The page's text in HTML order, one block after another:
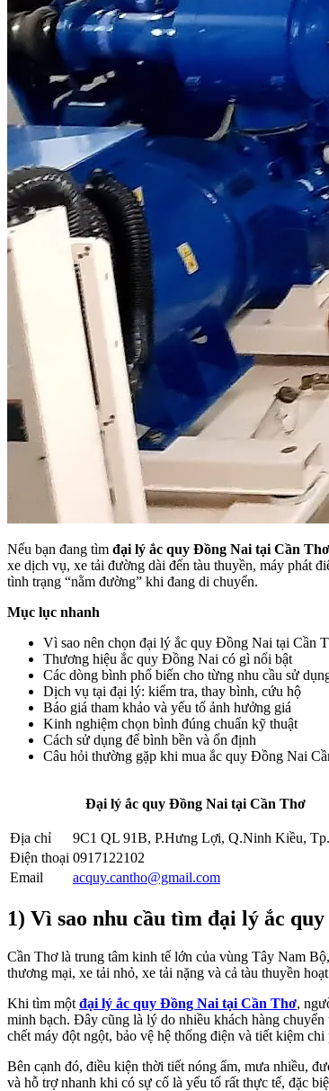
Nếu bạn đang tìm đại lý ắc quy Đồng Nai tại Cần Thơ
xe dịch vụ, xe tải đường dài đến tàu thuyền, máy phát
tình trạng “nằm đường” khi đang di chuyển.
Mục lục nhanh
Vì sao nên chọn đại lý ắc quy Đồng Nai tại Cần
Thương hiệu ắc quy Đồng Nai có gì nổi bật
Các dòng bình phổ biến cho từng nhu cầu sử
Dịch vụ tại đại lý: kiểm tra, thay bình, cứu hộ
Báo giá tham khảo và yếu tố ảnh hưởng giá
Kinh nghiệm chọn bình đúng chuẩn kỹ thuật
Cách sử dụng để bình bền và ổn định
Câu hỏi thường gặp khi mua ắc quy Đồng Nai
Đại lý ắc quy Đồng Nai tại Cần Thơ
Địa chỉ
9C1 QL 91B, P.Hưng Lợi, Q.Ninh Kiều,
Điện thoại 0917122102
Email
acquy.cantho@gmail.com
1) Vì sao nhu cầu tìm đại lý ắc
Cần Thơ là trung tâm kinh tế lớn của vùng Tây Nam
thương mại, xe tải nhỏ, xe tải nặng và cả tàu thuyền
Khi tìm một đại lý ắc quy Đồng Nai tại Cần Thơ,
minh bạch. Đây cũng là lý do nhiều khách hàng chuyển
chết máy đột ngột, bảo vệ hệ thống điện và tiết kiệm
Bên cạnh đó, điều kiện thời tiết nóng ẩm, mưa nhiều,
và hỗ trợ nhanh khi có sự cố là yếu tố rất thực tế, đặc